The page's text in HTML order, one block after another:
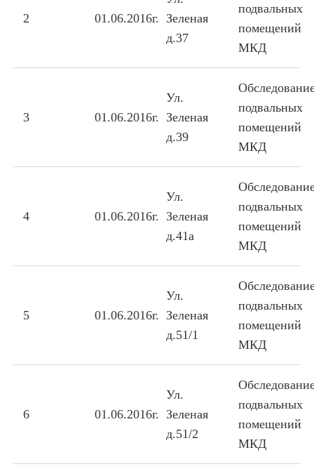
2 01.06.2016г. Зеленая
д.37
подвальных
помещений
МКД
3 01.06.2016г.
Ул.
Зеленая
д.39
подвальных
помещений
МКД
4 01.06.2016г.
Ул.
Зеленая
д.41а
подвальных
помещений
МКД
5 01.06.2016г.
Ул.
Зеленая
д.51/1
подвальных
помещений
МКД
6 01.06.2016г.
Ул.
Зеленая
д.51/2
подвальных
помещений
МКД